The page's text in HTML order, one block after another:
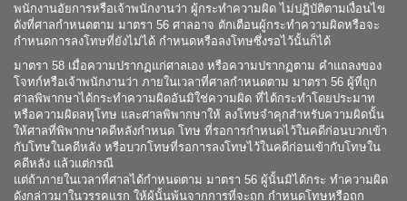
พนักงานอัยการหรือเจ้าพนักงานว่า ผู้กระทำความผิด ไม่ปฏิบัติตามเงื่อนไข
ดังที่ศาลกำหนดตาม มาตรา 56 ศาลอาจ ตักเตือนผู้กระทำความผิดหรือจะ
กำหนดการลงโทษที่ยังไม่ได้ กำหนดหรือลงโทษซึ่งรอไว้นั้นก็ได้
มาตรา 58 เมื่อความปรากฏแก่ศาลเอง หรือความปรากฏตาม คำแถลงของ
โจทก์หรือเจ้าพนักงานว่า ภายในเวลาที่ศาลกำหนดตาม มาตรา 56 ผู้ที่ถูก
ศาลพิพากษาได้กระทำความผิดอันมิใช่ความผิด ที่ได้กระทำโดยประมาท
หรือความผิดลหุโทษ และศาลพิพากษาให้ ลงโทษจำคุกสำหรับความผิดนั้น
ให้ศาลที่พิพากษาคดีหลังกำหนด โทษ ที่รอการกำหนดไว้ในคดีก่อนบวกเข้า
กับโทษในคดีหลัง หรือบวกโทษที่รอการลงโทษไว้ในคดีก่อนเข้ากับโทษใน
คดีหลัง แล้วแต่กรณี
แต่ถ้าภายในเวลาที่ศาลได้กำหนดตาม มาตรา 56 ผู้นั้นมิได้กระ ทำความผิด
ดังกล่าวมาในวรรคแรก ให้ผู้นั้นพ้นจากการที่จะถูก กำหนดโทษหรือถูก